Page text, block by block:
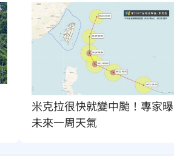
米克拉很快就變中颱！專家曝
未來一周天氣